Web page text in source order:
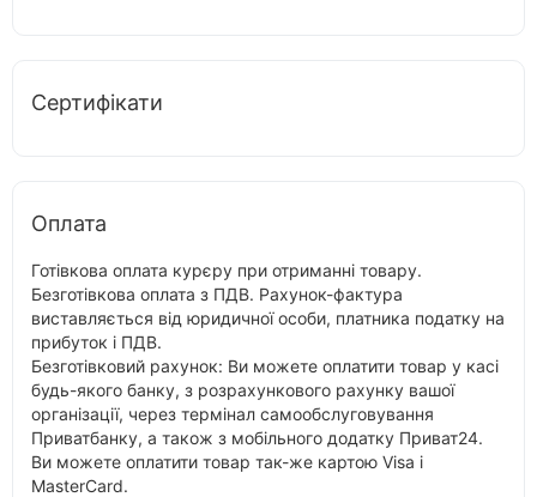
Сертифікати
Оплата
Готівкова оплата курєру при отриманні товару.
Безготівкова оплата з ПДВ. Рахунок-фактура
виставляється від юридичної особи, платника податку на
прибуток і ПДВ.
Безготівковий рахунок: Ви можете оплатити товар у касі
будь-якого банку, з розрахункового рахунку вашої
організації, через термінал самообслуговування
Приватбанку, а також з мобільного додатку Приват24.
Ви можете оплатити товар так-же картою Visa і
MasterCard.